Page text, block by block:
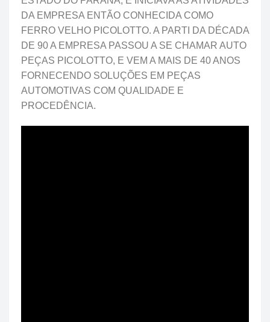
DA EMPRESA ENTÃO CONHECIDA COMO
FERRO VELHO PICOLOTTO. A PARTI DA DÉCADA
DE 90 A EMPRESA PASSOU A SE CHAMAR AUTO
PEÇAS PICOLOTTO, E VEM A MAIS DE 40 ANOS
FORNECENDO SOLUÇÕES EM PEÇAS
AUTOMOTIVAS COM QUALIDADE E
PROCEDÊNCIA.